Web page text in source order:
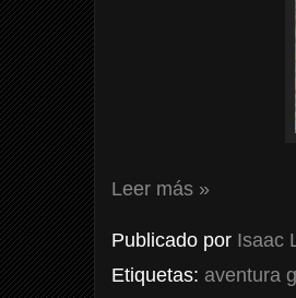
Leer más »
Publicado por Isaac
Etiquetas: aventura